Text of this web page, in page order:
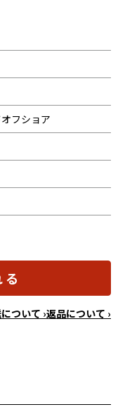
フショア
ついて ›返品について ›